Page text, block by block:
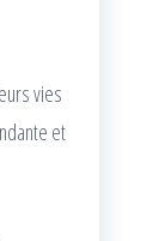
vies
et